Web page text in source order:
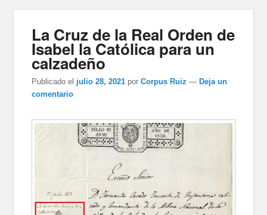
La Cruz de la Real Orden de
Isabel la Católica para un
calzadeño
Publicado el julio 28, 2021 porCorpus Ruiz — Deja un
comentario